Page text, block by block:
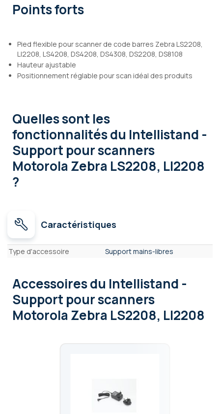
Points forts
Pied flexible pour scanner de code barres Zebra LS2208,
LI2208, LS4208, DS4208, DS4308, DS2208, DS8108
Hauteur ajustable
Positionnement réglable pour scan idéal des produits
Quelles sont les
fonctionnalitésdu Intellistand -
Support pour scanners
Motorola Zebra LS2208, LI2208
?
Caractéristiques
Caractéristiques
Type d'accessoire Support mains-libres
Accessoiresdu Intellistand -
Support pour scanners
Motorola Zebra LS2208, LI2208